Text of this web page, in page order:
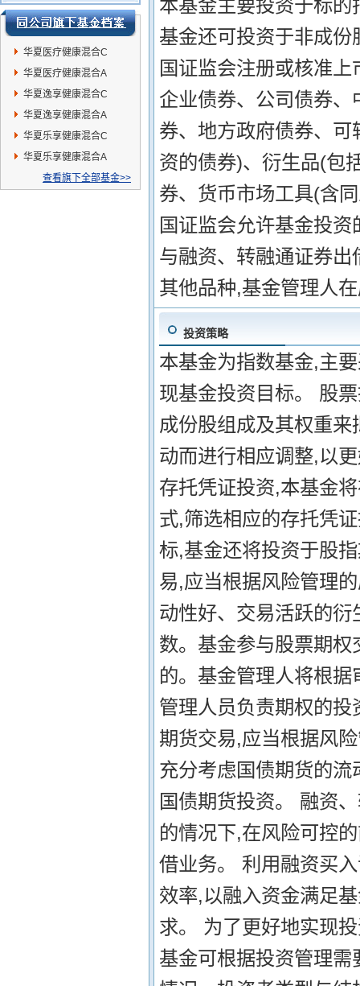
华夏医疗健康混合C
华夏医疗健康混合A
华夏逸享健康混合C
华夏逸享健康混合A
华夏乐享健康混合C
华夏乐享健康混合A
查看旗下全部基金>>
本基金主要投资于标
基金还可投资于非成
国证监会注册或核准
企业债券、公司债券
券、地方政府债券、
资的债券)、衍生品(包
券、货币市场工具(含
国证监会允许基金投
与融资、转融通证券
其他品种,基金管理人
投资策略
本基金为指数基金,主
现基金投资目标。 股
成份股组成及其权重
动而进行相应调整,以
存托凭证投资,本基金
式,筛选相应的存托凭
标,基金还将投资于股
易,应当根据风险管理
动性好、交易活跃的
数。基金参与股票期
的。基金管理人将根
管理人员负责期权的
期货交易,应当根据风
充分考虑国债期货的
国债期货投资。 融资
的情况下,在风险可控
借业务。 利用融资买
效率,以融入资金满足
求。 为了更好地实现
基金可根据投资管理